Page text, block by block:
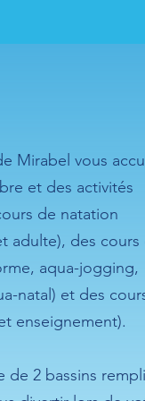
Mirabel vous
et des activités
de natation
adulte), des cours
aqua-jogging,
natal) et des
enseignement).
de 2 bassins